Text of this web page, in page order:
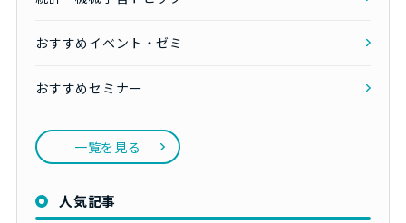
おすすめイベント・ゼミ
おすすめセミナー
一覧を見る
人気記事